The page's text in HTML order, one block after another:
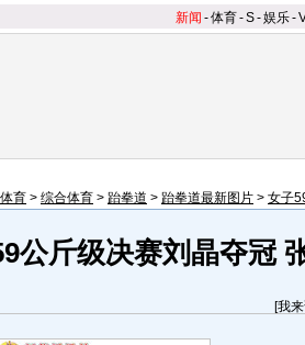
新闻 -体育-S-娱乐-
育 > 综合体育 > 跆拳道 > 跆拳道最新图片 > 女子
公斤级决赛刘晶夺冠
[我